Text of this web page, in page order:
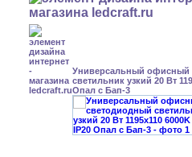
Универсальный офисный
светильник узкий 20 Вт
Опал с Бап-3